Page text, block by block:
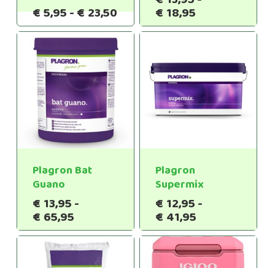
€5,95-€23,50Prijsklasse:
€5,95
tot
€23,50
€ 18,95
€13,95
Plagron Bat
Guano
€ 13,95-
€ 65,95Prijsklasse:
€13,95
tot
€65,95
Plagron
Supermix
€ 12,95-
€ 41,95
€12,95
tot
€41,95